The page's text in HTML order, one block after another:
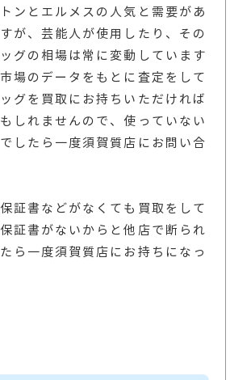
ンとエルメスの人気と需要があ
が、芸能人が使用したり、その
グの相場は常に変動しています
場のデータをもとに査定をして
グを買取にお持ちいただければ
しれませんので、使っていない
したら一度須賀質店にお問い合
証書などがなくても買取をして
証書がないからと他店で断られ
ら一度須賀質店にお持ちになっ